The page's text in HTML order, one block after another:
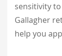
sensitivity
Gallagher
help you